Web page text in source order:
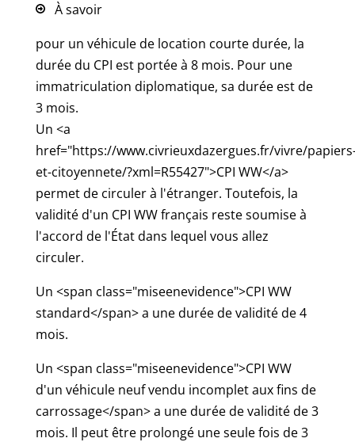
À savoir
pour un véhicule de location courte durée, la
durée du CPI est portée à 8 mois. Pour une
immatriculation diplomatique, sa durée est de
3 mois.
Un <a
href="https://www.civrieuxdazergues.fr/vivre/
et-citoyennete/?xml=R55427">CPI WW</a>
permet de circuler à l'étranger. Toutefois, la
validité d'un CPI WW français reste soumise à
l'accord de l'État dans lequel vous allez
circuler.
Un <span class="miseenevidence">CPI WW
standard</span> a une durée de validité de 4
mois.
Un <span class="miseenevidence">CPI WW
d'un véhicule neuf vendu incomplet aux fins de
carrossage</span> a une durée de validité de 3
mois. Il peut être prolongé une seule fois de 3